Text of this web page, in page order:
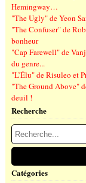
Hemingway…
"The Ugly" de Yeon
"The Confuser" de
bonheur
"Cap Farewell" de
du genre...
"L’Élu" de Risuleo et
"The Ground Above"
deuil !
Recherche
Catégories